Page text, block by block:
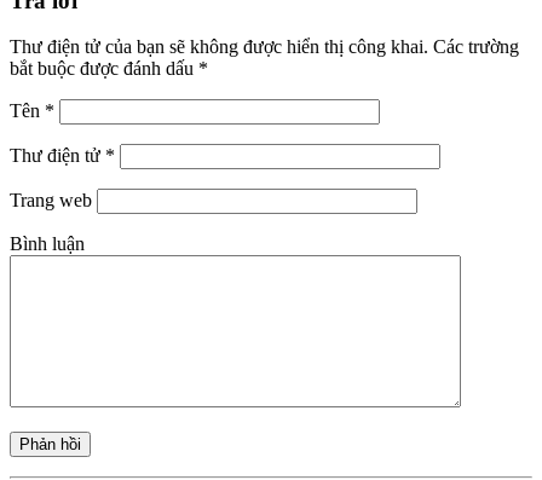
Thư điện tử của bạn sẽ không được hiển thị công khai. Các trường
bắt buộc được đánh dấu *
Tên *
Thư điện tử *
Trang web
Bình luận